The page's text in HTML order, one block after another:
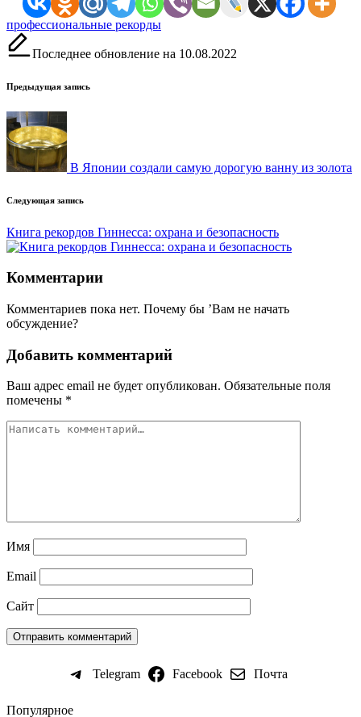
Метки:
профессиональные рекорды
Последнее обновление на 10.08.2022
Навигация
записи
Предыдущая запись
В Японии создали самую дорогую ванну из золота
Следующая запись
Книга рекордов Гиннесса: охрана и безопасность
Комментарии
Комментариев пока нет. Почему бы ’Вам не начать
обсуждение?
Добавить комментарий
Ваш адрес email не будет опубликован. Обязательные поля
помечены *
Имя
Email
Сайт
Telegram Facebook Почта
Популярное